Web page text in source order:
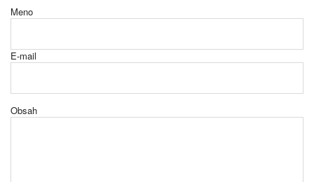
Meno
E-mail
Obsah